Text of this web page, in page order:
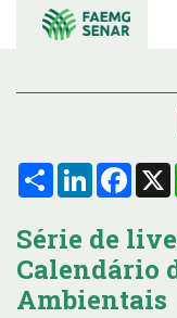
Compartilhar
LinkedIn
Série de
Calendário
Ambientais